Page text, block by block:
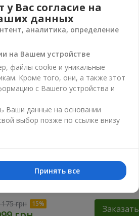
грн
красных роз
грн Заказать
Вас согласие на
данных
аналитика, определение
на Вашем устройстве
файлы cookie и уникальные
Кроме того, они, а также этот
с Вашего устройства и
Ваши данные на основании
выбор позже по ссылке внизу
Принять все